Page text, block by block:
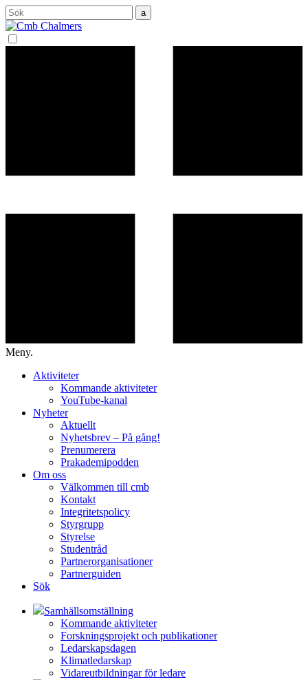
Sök
efter:
Meny.
Aktiviteter
Kommande aktiviteter
YouTube-kanal
Nyheter
Aktuellt
Nyhetsbrev – På gång!
Prenumerera
Prakademipodden
Om oss
Välkommen till cmb
Kontakt
Integritetspolicy
Styrgrupp
Styrelse
Studentråd
Partnerorganisationer
Partnerguiden
Sök
Samhällsomställning
Kommande aktiviteter
Forskningsprojekt och publikationer
Ledarskapsdagen
Klimatledarskap
Vidareutbildningar för ledare